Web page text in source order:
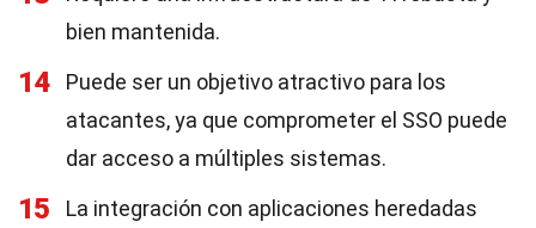
bien mantenida.
14
Puede ser un objetivo atractivo para los
atacantes, ya que comprometer el SSO puede
dar acceso a múltiples sistemas.
15
La integración con aplicaciones heredadas